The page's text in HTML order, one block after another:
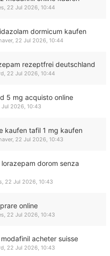
, 22 Jul 2026, 10:44
dormicum kaufen
, 22 Jul 2026, 10:44
rezeptfrei deutschland
, 22 Jul 2026, 10:44
5 mg acquisto online
Jul 2026, 10:43
kaufen tafil 1 mg kaufen
, 22 Jul 2026, 10:43
dorom senza
, 22 Jul 2026, 10:43
online
, 22 Jul 2026, 10:43
acheter suisse
, 22 Jul 2026, 10:43